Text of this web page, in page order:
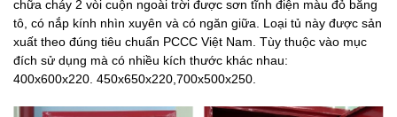
chữa cháy 2 vòi cuộn ngoài trời được sơn tĩnh điện màu đỏ bằng
tô, có nắp kính nhìn xuyên và có ngăn giữa. Loại tủ này được sản
xuất theo đúng tiêu chuẩn PCCC Việt Nam. Tùy thuộc vào mục
đích sử dụng mà có nhiều kích thước khác nhau:
400x600x220. 450x650x220,700x500x250.